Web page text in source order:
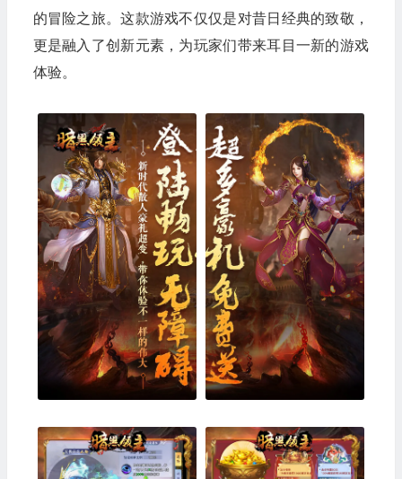
的冒险之旅。这款游戏不仅仅是对昔日经典的致敬，
更是融入了创新元素，为玩家们带来耳目一新的游戏
体验。